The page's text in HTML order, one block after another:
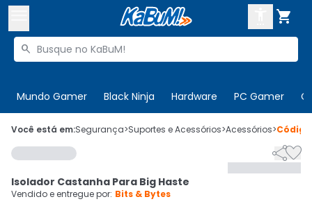

Buscar produtos

Mundo Gamer Black Ninja Hardware PC Gamer
 Olá. Acesse sua conta
 Departamentos
Cupons
CADASTRE-SE
Você está em:Segurança>Suportes e Acessórios>Acessórios>

Isolador Castanha Para Big Haste
Vendido e entregue por: Bits & Bytes